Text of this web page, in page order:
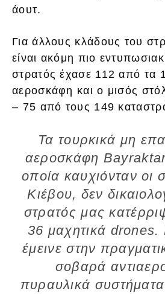
άουτ.
Για άλλους κλάδους του
είναι ακόμη πιο
στρατός έχασε 112 από τα
αεροσκάφη και ο μισός
– 75 από τους 149
Τα τουρκικά μη
αεροσκάφη
οποία καυχιόνταν οι
Κιέβου, δεν
στρατός μας
36 μαχητικά
έμεινε στην
σοβαρά
πυραυλικά